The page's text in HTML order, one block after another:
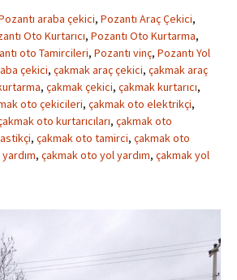
araba çekici, Pozantı Araç Çekici,
Oto Kurtarıcı, Pozantı Oto Kurtarma,
oto Tamircileri, Pozantı vinç, Pozantı Yol
çekici, çakmak araç çekici, çakmak araç
, çakmak çekici, çakmak kurtarıcı,
oto çekicileri, çakmak oto elektrikçi,
oto kurtarıcıları, çakmak oto
, çakmak oto tamirci, çakmak oto
, çakmak oto yol yardım, çakmak yol